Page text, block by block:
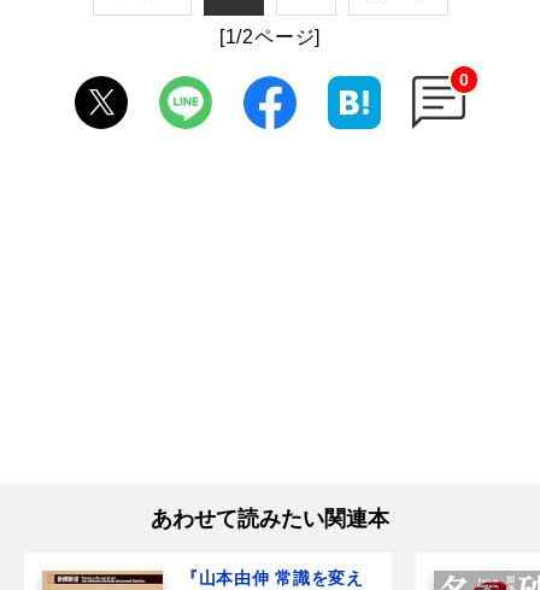
[1/2ページ]
0
あわせて読みたい関連本
『山本由伸 常識を変え